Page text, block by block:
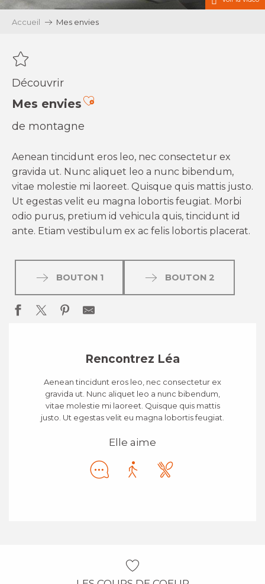
Accueil Mes envies
Découvrir
Mes enviesAjouter aux favoris
de montagne
Aenean tincidunt eros leo, nec consectetur ex
gravida ut. Nunc aliquet leo a nunc bibendum,
vitae molestie mi laoreet. Quisque quis mattis justo.
Ut egestas velit eu magna lobortis feugiat. Morbi
odio purus, pretium id vehicula quis, tincidunt id
ante. Etiam vestibulum ex ac felis lobortis placerat.
BOUTON 1 BOUTON 2
Rencontrez Léa
Aenean tincidunt eros leo, nec consectetur ex
gravida ut. Nunc aliquet leo a nunc bibendum,
vitae molestie mi laoreet. Quisque quis mattis
justo. Ut egestas velit eu magna lobortis feugiat.
Elle aime